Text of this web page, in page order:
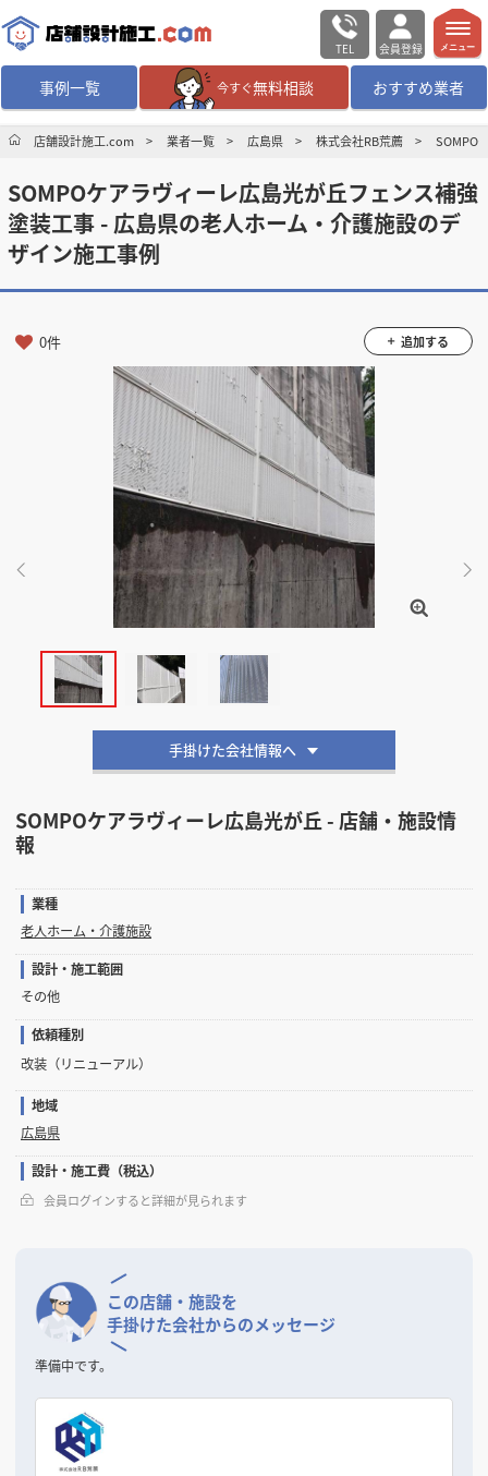
TEL 会員登録
事例一覧 今すぐ無料相談 おすすめ業者
無料相談 ログイン／会員登録
デザイン設計・施工 業者を探す
店舗・商業施設の施工事例を探す
店舗設計施工.comとは
内装の費用相場シミュレーター
掲載希望のデザイン設計・施工会社様へ
店舗開業・改装をご検討中の方へ
メニュー
店舗設計施工.com 業者一覧 広島県 株式会社RB荒薦 SOMPO
SOMPOケアラヴィーレ広島光が丘フェンス補強
塗装工事 - 広島県の老人ホーム・介護施設のデ
ザイン施工事例
0件 追加する
手掛けた会社情報へ
SOMPOケアラヴィーレ広島光が丘 - 店舗・施設情
報
業種
老人ホーム・介護施設
設計・施工範囲
その他
依頼種別
改装（リニューアル）
地域
広島県
設計・施工費（税込）
会員ログインすると詳細が見られます
この店舗・施設を
手掛けた会社からのメッセージ
準備中です。